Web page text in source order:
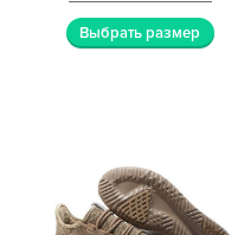
Выбрать размер